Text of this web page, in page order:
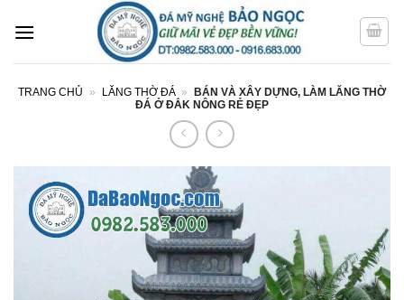
qua
TRANG CHỦ » LĂNG THỜ ĐÁ »
BÁN VÀ XÂY DỰNG, LÀM LĂNG THỜ
ĐÁ Ở ĐẮK NÔNG RẺ ĐẸP